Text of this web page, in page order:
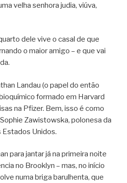
velha senhora judia, viúva,
dele vive o casal de que
o maior amigo – e que vai
Landau (o papel do então
formado em Harvard
na Pfizer. Bem, isso é como
Zawistowska, polonesa da
Estados Unidos.
para jantar já na primeira noite
no Brooklyn – mas, no início
numa briga barulhenta, que